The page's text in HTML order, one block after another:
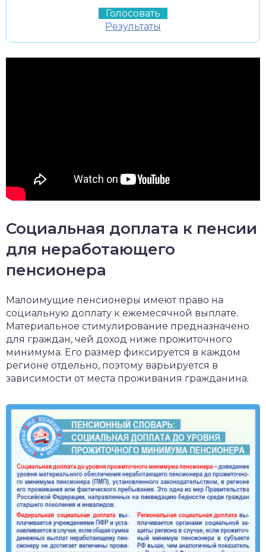
Результаты
Социальная доплата к пенсии
для неработающего
пенсионера
Малоимущие пенсионеры имеют право на
социальную доплату к ежемесячной выплате.
Материальное стимулирование предназначено
для граждан, чей доход ниже прожиточного
минимума. Его размер фиксируется в каждом
регионе отдельно, поэтому варьируется в
зависимости от места проживания гражданина.